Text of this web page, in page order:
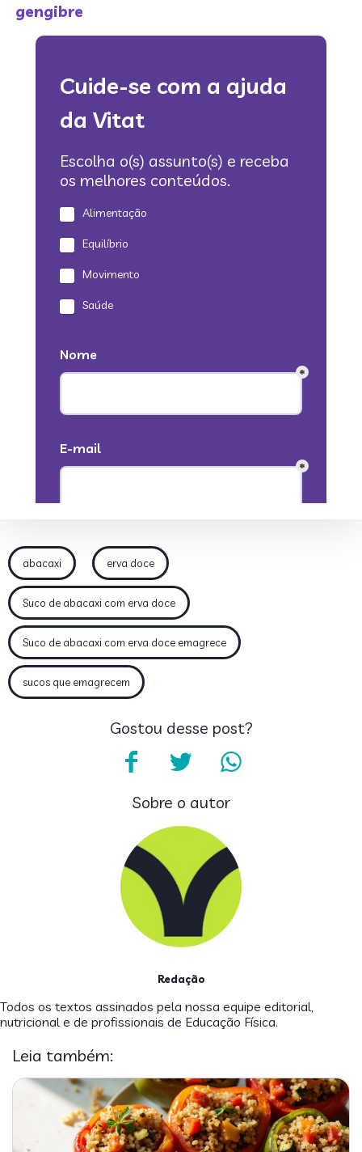
gengibre
abacaxi erva doce
Suco de abacaxi com erva doce
Suco de abacaxi com erva doce emagrece
sucos que emagrecem
Gostou desse post?
Sobre o autor
Redação
Todos os textos assinados pela nossa equipe editorial,
nutricional e de profissionais de Educação Física.
Leia também: